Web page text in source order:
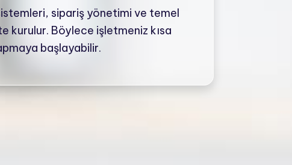
sipariş yönetimi ve temel
kurulur. Böylece işletmeniz kısa
başlayabilir.